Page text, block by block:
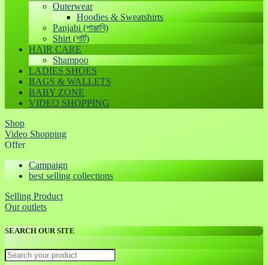
Outerwear
Hoodies & Sweatshirts
Panjabi (পাঞ্জাবি)
Shirt (শার্ট)
HAIR CARE
Shampoo
LADIES SHOES
BAGS & WALLETS
BABY ZONE
VIDEO SHOPPING
Shop
Video Shopping
Offer
Campaign
best selling collections
Selling Product
Our outlets
SEARCH OUR SITE